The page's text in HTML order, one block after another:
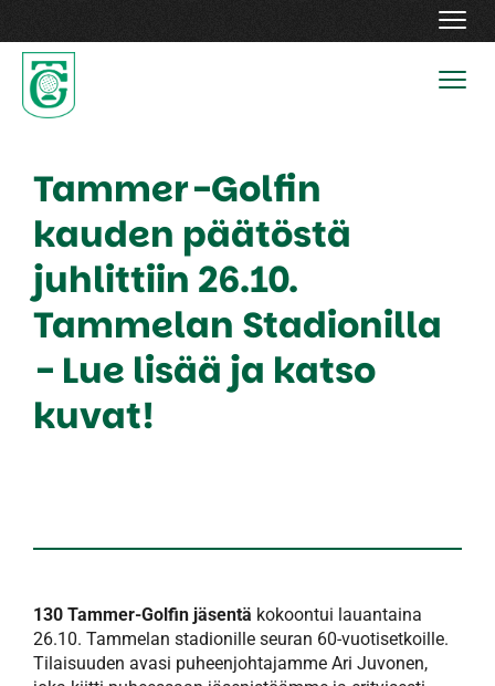
Tammer-Golfin
kauden päätöstä
juhlittiin 26.10.
Tammelan Stadionilla
- Lue lisää ja katso
kuvat!
130 Tammer-Golfin jäsentä kokoontui lauantaina
26.10. Tammelan stadionille seuran 60-vuotisetkoille.
Tilaisuuden avasi puheenjohtajamme Ari Juvonen,